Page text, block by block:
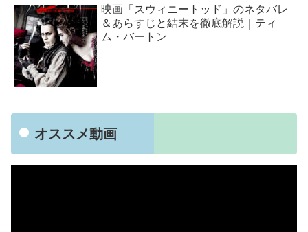
映画「スウィニートッド」のネタバレ
＆あらすじと結末を徹底解説｜ティ
ム・バートン
オススメ動画